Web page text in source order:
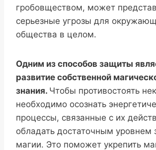
гробовществом, может
серьезные угрозы для
общества в целом.
Одним из способов защиты
развитие собственной
знания. Чтобы противостоять
необходимо осознать
процессы, связанные с их
обладать достаточным уровнем
магии. Это поможет укрепить